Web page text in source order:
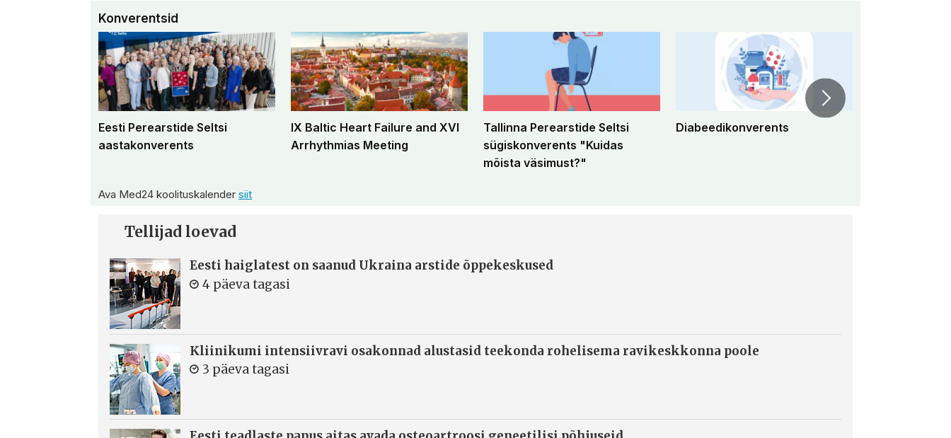
Konverentsid
Eesti Perearstide Seltsi
aastakonverents
IX Baltic Heart Failure and XVI
Arrhythmias Meeting
Tallinna Perearstide Seltsi
sügiskonverents "Kuidas
mõista väsimust?"
Diabeedikonverents
Ava Med24 koolituskalendersiit
Tellijad loevad
Eesti haiglatest on saanud Ukraina arstide õppekeskused
4 päeva tagasi
Kliinikumi intensiivravi osakonnad alustasid teekonda rohelisema ravikeskkonna poole
3 päeva tagasi